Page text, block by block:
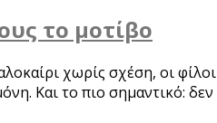
το μοτίβο
χωρίς σχέση, οι
Και το πιο σημαντικό: δεν